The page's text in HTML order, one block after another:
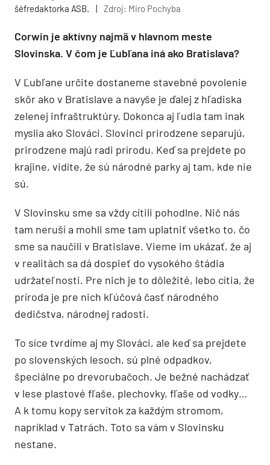
šéfredaktorka ASB.
| Zdroj: Miro Pochyba
Corwin je aktívny najmä v hlavnom meste
Slovinska. V čom je Ľubľana iná ako Bratislava?
V Ľubľane určite dostaneme stavebné povolenie
skôr ako v Bratislave a navyše je ďalej z hľadiska
zelenej infraštruktúry. Dokonca aj ľudia tam inak
myslia ako Slováci. Slovinci prirodzene separujú,
prirodzene majú radi prírodu. Keď sa prejdete po
krajine, vidíte, že sú národné parky aj tam, kde nie
sú.
V Slovinsku sme sa vždy cítili pohodlne. Nič nás
tam neruší a mohli sme tam uplatniť všetko to, čo
sme sa naučili v Bratislave. Vieme im ukázať, že aj
v realitách sa dá dospieť do vysokého štádia
udržateľnosti. Pre nich je to dôležité, lebo cítia, že
príroda je pre nich kľúčová časť národného
dedičstva, národnej radosti.
To síce tvrdíme aj my Slováci, ale keď sa prejdete
po slovenských lesoch, sú plné odpadkov,
špeciálne po drevorubačoch. Je bežné nachádzať
v lese plastové fľaše, plechovky, fľaše od vodky…
A k tomu kopy servítok za každým stromom,
napríklad v Tatrách. Toto sa vám v Slovinsku
nestane.